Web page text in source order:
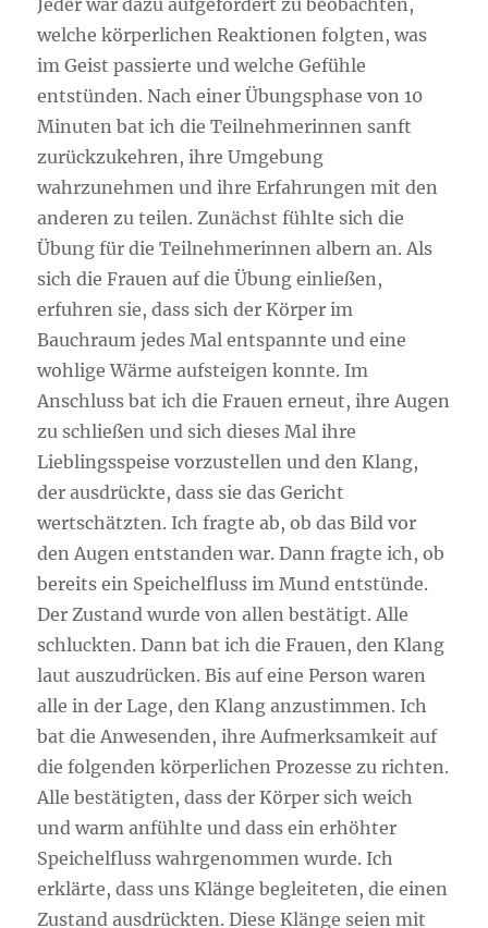
Jeder war dazu aufgefordert zu beobachten,
welche körperlichen Reaktionen folgten, was
im Geist passierte und welche Gefühle
entstünden. Nach einer Übungsphase von 10
Minuten bat ich die Teilnehmerinnen sanft
zurückzukehren, ihre Umgebung
wahrzunehmen und ihre Erfahrungen mit den
anderen zu teilen. Zunächst fühlte sich die
Übung für die Teilnehmerinnen albern an. Als
sich die Frauen auf die Übung einließen,
erfuhren sie, dass sich der Körper im
Bauchraum jedes Mal entspannte und eine
wohlige Wärme aufsteigen konnte. Im
Anschluss bat ich die Frauen erneut, ihre Augen
zu schließen und sich dieses Mal ihre
Lieblingsspeise vorzustellen und den Klang,
der ausdrückte, dass sie das Gericht
wertschätzten. Ich fragte ab, ob das Bild vor
den Augen entstanden war. Dann fragte ich, ob
bereits ein Speichelfluss im Mund entstünde.
Der Zustand wurde von allen bestätigt. Alle
schluckten. Dann bat ich die Frauen, den Klang
laut auszudrücken. Bis auf eine Person waren
alle in der Lage, den Klang anzustimmen. Ich
bat die Anwesenden, ihre Aufmerksamkeit auf
die folgenden körperlichen Prozesse zu richten.
Alle bestätigten, dass der Körper sich weich
und warm anfühlte und dass ein erhöhter
Speichelfluss wahrgenommen wurde. Ich
erklärte, dass uns Klänge begleiteten, die einen
Zustand ausdrückten. Diese Klänge seien mit